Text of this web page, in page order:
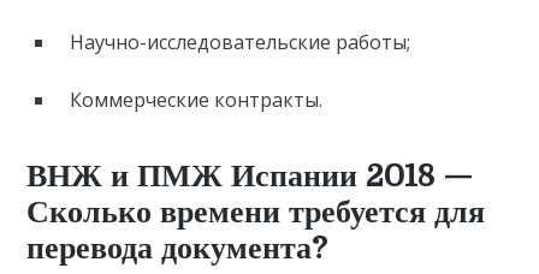
Научно-исследовательские работы;
Коммерческие контракты.
ВНЖ и ПМЖ Испании 2018 —
Сколько времени требуется для
перевода документа?